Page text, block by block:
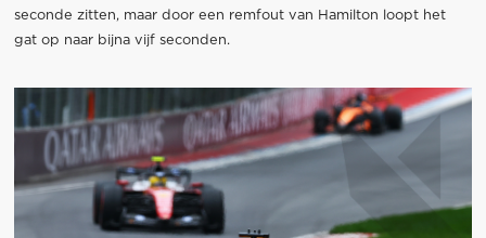
seconde zitten, maar door een remfout van Hamilton loopt het
gat op naar bijna vijf seconden.